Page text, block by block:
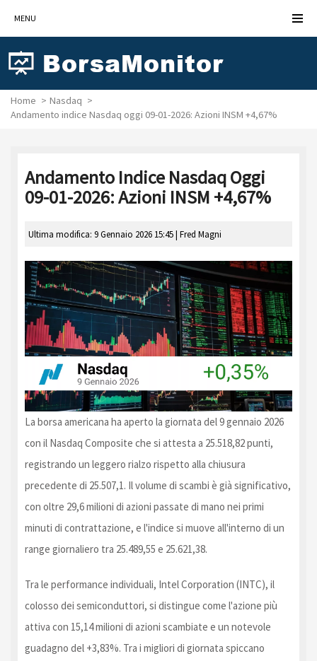
MENU
Home
Nasdaq
Andamento indice Nasdaq oggi 09-01-2026: Azioni INSM +4,67%
Andamento Indice Nasdaq Oggi
09-01-2026: Azioni INSM +4,67%
Ultima modifica: 9 Gennaio 2026 15:45 | Fred Magni
La borsa americana ha aperto la giornata del 9 gennaio 2026
con il Nasdaq Composite che si attesta a 25.518,82 punti,
registrando un leggero rialzo rispetto alla chiusura
precedente di 25.507,1. Il volume di scambi è già significativo,
con oltre 29,6 milioni di azioni passate di mano nei primi
minuti di contrattazione, e l'indice si muove all'interno di un
range giornaliero tra 25.489,55 e 25.621,38.
Tra le performance individuali, Intel Corporation (INTC), il
colosso dei semiconduttori, si distingue come l'azione più
attiva con 15,14 milioni di azioni scambiate e un notevole
guadagno del +3,83%. Tra i migliori di giornata spiccano